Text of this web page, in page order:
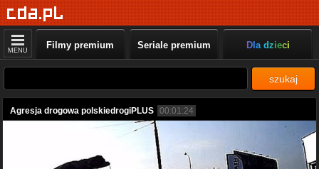
MENU Filmy premium Seriale premium Dla dzieci
szukaj
Agresja drogowa polskiedrogiPLUS 00:01:24